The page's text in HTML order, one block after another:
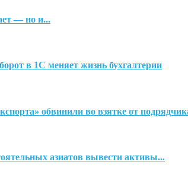
— но и...
в 1С меняет жизнь бухгалтерии
обвинили во взятке от
азиатов вывести активы...